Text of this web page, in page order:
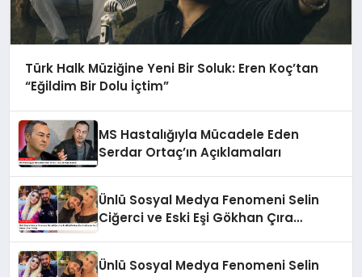
Türk Halk Müziğine Yeni Bir Soluk: Eren Koç’tan
“Eğildim Bir Dolu İçtim”
MS Hastalığıyla Mücadele Eden
Serdar Ortaç’ın Açıklamaları
Ünlü Sosyal Medya Fenomeni Selin
Ciğerci ve Eski Eşi Gökhan Çıra
Ünlü Sosyal Medya Fenomeni Selin